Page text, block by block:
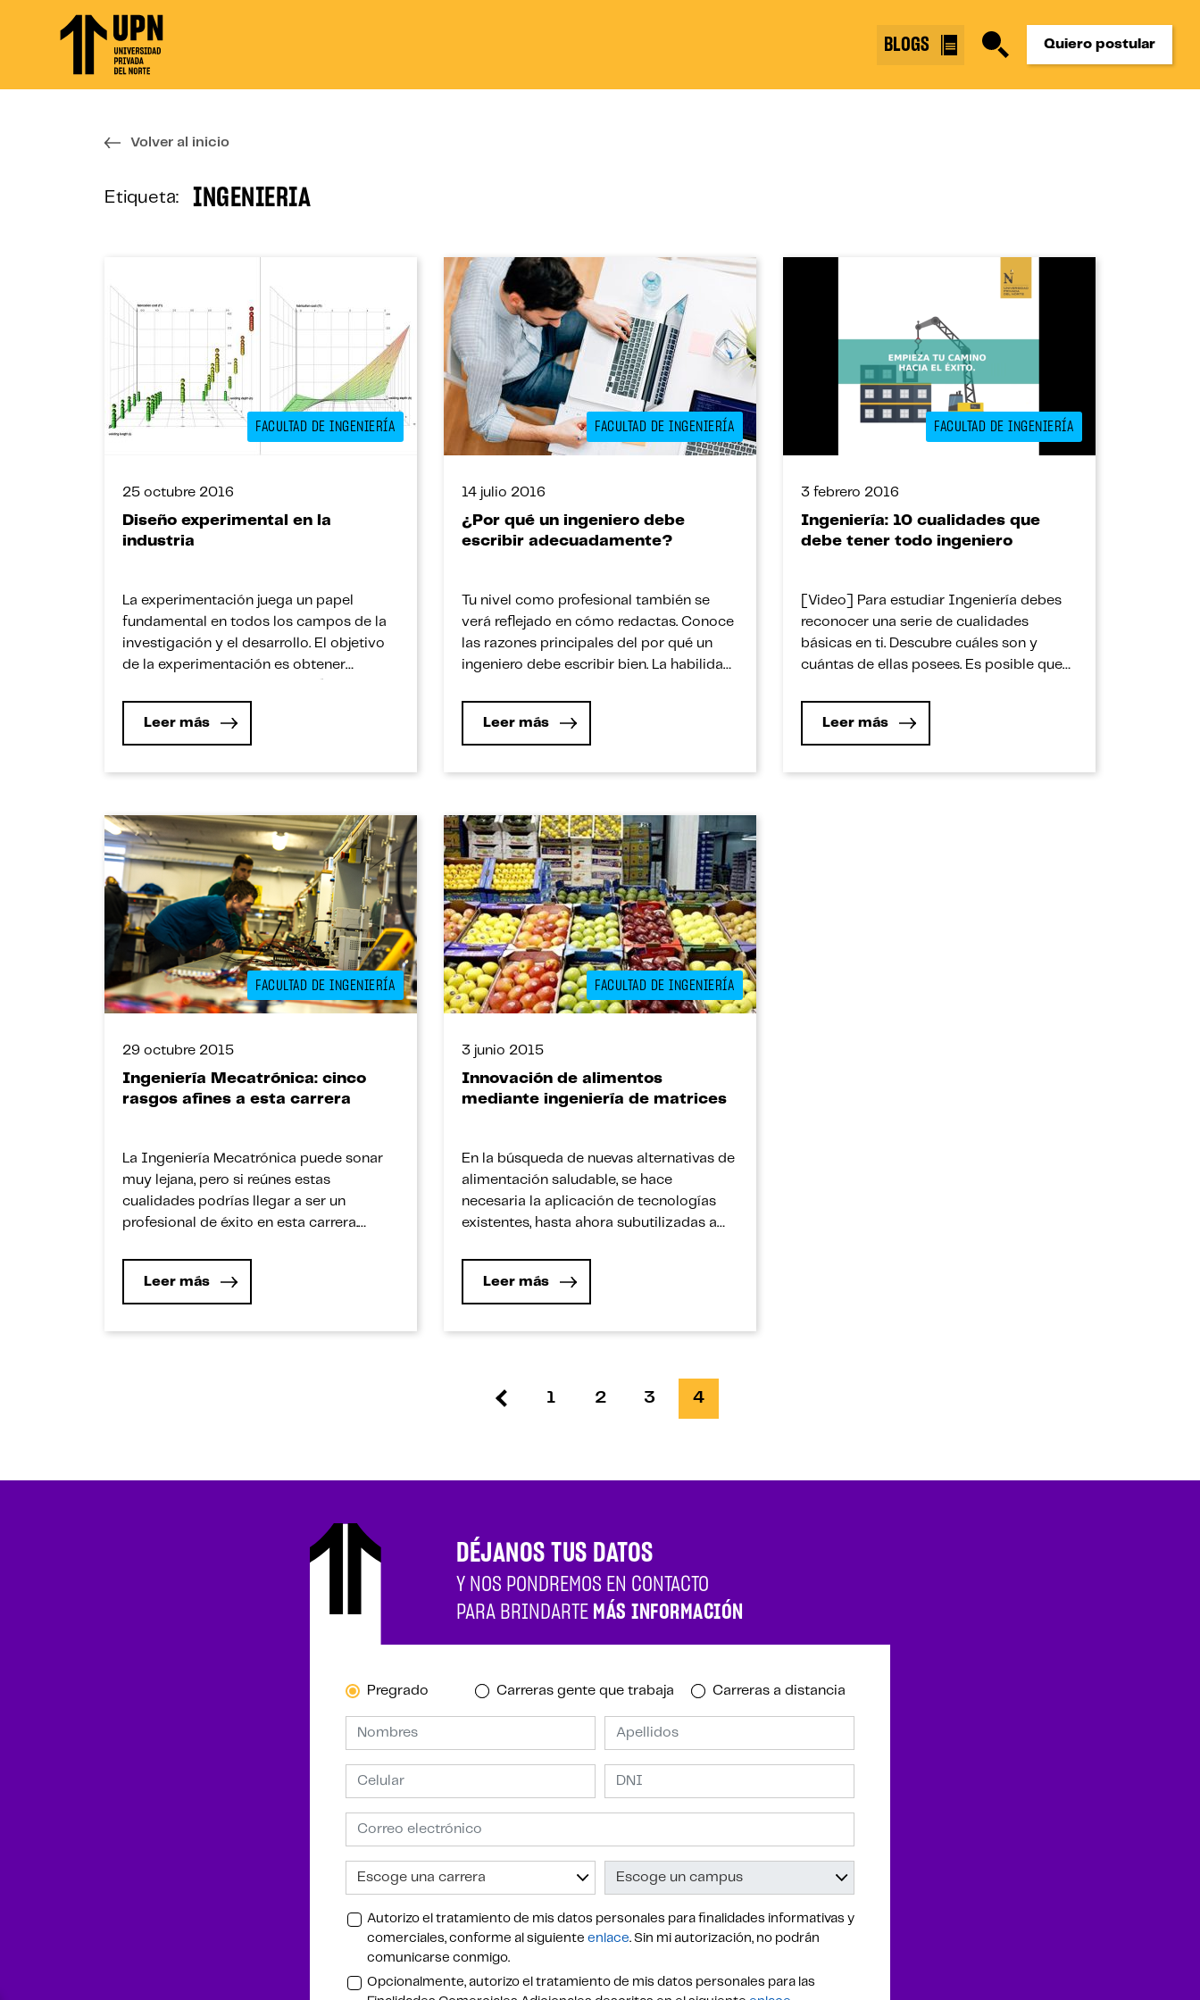
BLOGS Quiero postular
Volver al inicio
Etiqueta: INGENIERIA
FACULTAD DE INGENIERÍA
25 octubre 2016
Diseño experimental en la
industria
La experimentación juega un papel
fundamental en todos los campos de la
investigación y el desarrollo. El objetivo
de la experimentación es obtener
desarrollo de nuevos productos y
y tomar decisiones sobre cómo
hipótesis científicas, etc. […]
Leer más
FACULTAD DE INGENIERÍA
14 julio 2016
¿Por qué un ingeniero debe
escribir adecuadamente?
Tu nivel como profesional también se
verá reflejado en cómo redactas. Conoce
las razones principales del por qué un
ingeniero debe escribir bien. La habilidad
alguien que usualmente se centra en los
ello, como se […]
Leer más
FACULTAD DE INGENIERÍA
3 febrero 2016
Ingeniería: 10 cualidades que
debe tener todo ingeniero
[Video] Para estudiar Ingeniería debes
reconocer una serie de cualidades
básicas en ti. Descubre cuáles son y
cuántas de ellas posees. Es posible que
como la carrera en que quieres
la comunidad de ingenieros podría
Leer más
FACULTAD DE INGENIERÍA
29 octubre 2015
Ingeniería Mecatrónica: cinco
rasgos afines a esta carrera
La Ingeniería Mecatrónica puede sonar
muy lejana, pero si reúnes estas
cualidades podrías llegar a ser un
profesional de éxito en esta carrera.
lejana, pero si te identificas con estas
cualidades sabrás cómo puedes ser un
futuro ingeniero mecatrónico y por qué
Leer más
FACULTAD DE INGENIERÍA
3 junio 2015
Innovación de alimentos
mediante ingeniería de matrices
En la búsqueda de nuevas alternativas de
alimentación saludable, se hace
necesaria la aplicación de tecnologías
existentes, hasta ahora subutilizadas a
herramienta de la ingeniería de alimentos
que utiliza los conocimientos de la
composición, estructura y propiedades
Leer más
1 2 3 4
DÉJANOS TUS DATOS
Y NOS PONDREMOS EN CONTACTO
PARA BRINDARTE MÁS INFORMACIÓN
Pregrado Carreras gente que trabaja Carreras a distancia
Autorizo el tratamiento de mis datos personales para finalidades informativas y
comerciales, conforme al siguiente enlace. Sin mi autorización, no podrán
comunicarse conmigo.
Opcionalmente, autorizo el tratamiento de mis datos personales para las